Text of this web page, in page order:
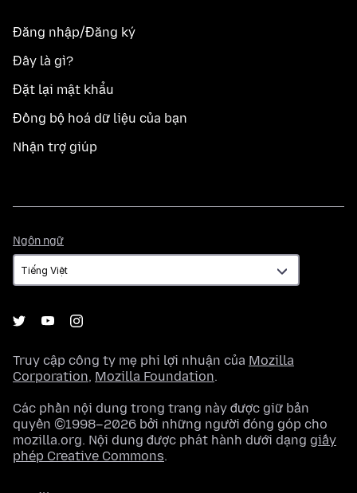
Đăng nhập/Đăng ký
Đây là gì?
Đặt lại mật khẩu
Đồng bộ hoá dữ liệu của bạn
Nhận trợ giúp
Ngôn ngữ
ngữ
Truy cập công ty mẹ phi lợi nhuận của Mozilla
Corporation, Mozilla Foundation.
Các phần nội dung trong trang này được giữ bản
quyền ©1998–2026 bởi những người đóng góp cho
mozilla.org. Nội dung được phát hành dưới dạng giấy
phép Creative Commons.